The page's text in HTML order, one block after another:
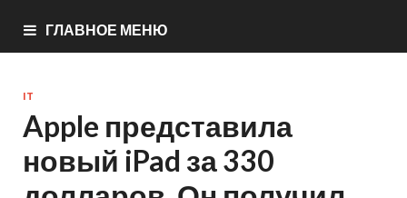
ГЛАВНОЕ МЕНЮ
IT
Apple представила
новый iPad за 330